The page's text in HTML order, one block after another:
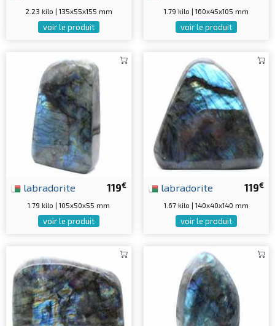
2.23 kilo | 135x55x155 mm
voir le produit
1.79 kilo | 160x45x105 mm
voir le produit
119€
labradorite
1.79 kilo | 105x50x55 mm
voir le produit
119€
labradorite
1.67 kilo | 140x40x140 mm
voir le produit